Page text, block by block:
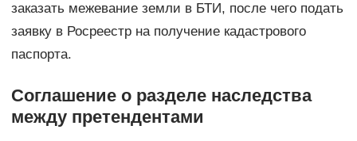
заказать межевание земли в БТИ, после чего подать
заявку в Росреестр на получение кадастрового
паспорта.
Соглашение о разделе наследства
между претендентами